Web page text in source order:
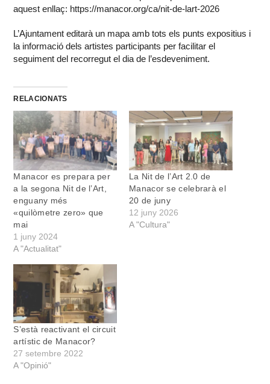
aquest enllaç: https://manacor.org/ca/nit-de-lart-2026
L’Ajuntament editarà un mapa amb tots els punts expositius i
la informació dels artistes participants per facilitar el
seguiment del recorregut el dia de l’esdeveniment.
RELACIONATS
Manacor es prepara per
a la segona Nit de l’Art,
enguany més
«quilòmetre zero» que
mai
1 juny 2024
A "Actualitat"
La Nit de l’Art 2.0 de
Manacor se celebrarà el
20 de juny
12 juny 2026
A "Cultura"
S’està reactivant el circuit
artístic de Manacor?
27 setembre 2022
A "Opinió"